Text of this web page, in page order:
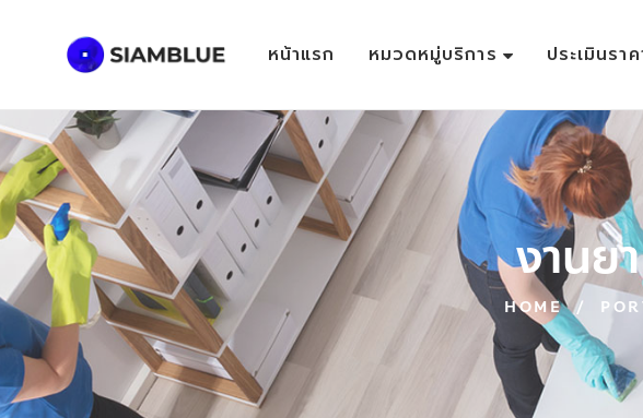
หน้าแรก หมวดหมู่บริการ ประเมินรา
งานย
HOME /